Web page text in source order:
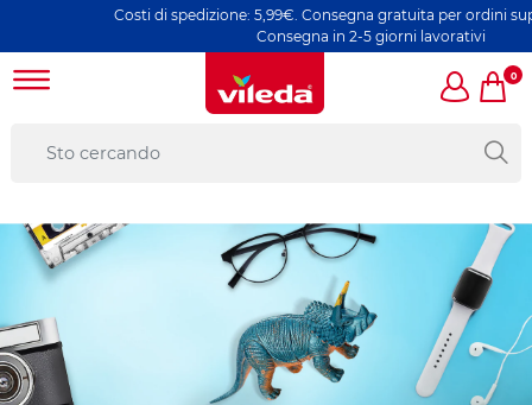
Costi di spedizione: 5,99€. Consegna gratuita per ordini
Consegna in 2-5 giorni lavorativi
0